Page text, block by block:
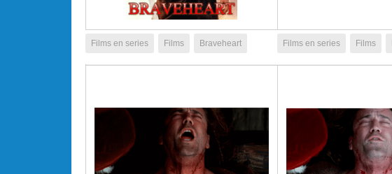
Films en series Films Braveheart Films en series Films